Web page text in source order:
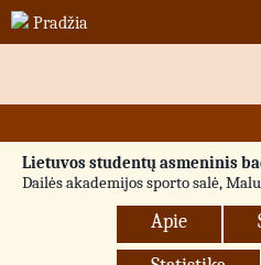
Pradžia
Lietuvos studentų asmeninis
Dailės akademijos sporto salė,
Apie